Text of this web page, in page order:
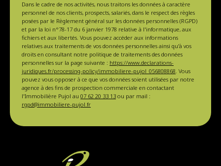
Dans le cadre de nos activités, nous traitons les données à caractère
personnel de nos clients, prospects, salariés, dans le respect des règles
posées par le Règlement général sur les données personnelles (RGPD)
et par la loi n°78-17 du 6 janvier 1978 relative à l'informatique, aux
fichiers et aux libertés. Vous pouvez accéder aux informations
relatives aux traitements de vos données personnelles ainsi qu'à vos
droits en consultant notre politique de traitements des données
personnelles sur la page suivante : https://www.declarations-
juridiques.fr/processing-policy/immobiliere-pujol_056808868. Vous
pouvez vous opposer à ce que vos données soient utilisées par notre
agence à des fins de prospection commerciale en contactant
l'Immobilière Pujol au 07 62 20 33 13 ou par mail :
rgpd@immobiliere-pujol.fr